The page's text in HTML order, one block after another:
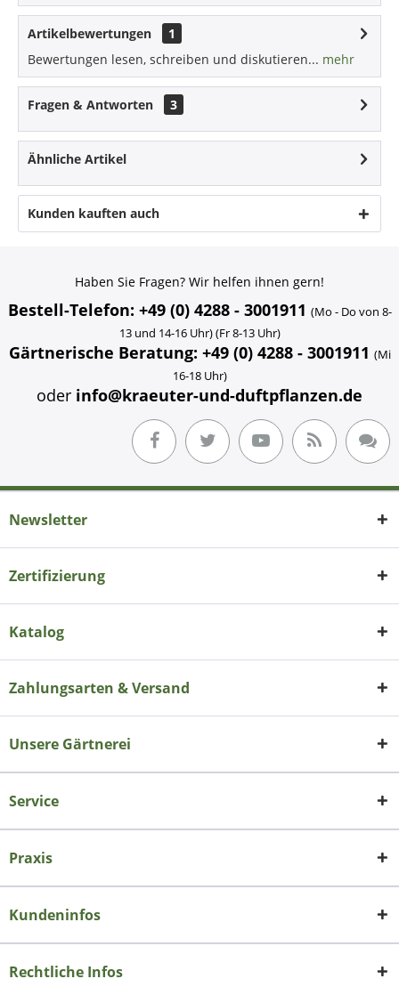
Artikelbewertungen
1
Bewertungen lesen, schreiben und diskutieren... mehr
Fragen & Antworten 3
Ähnliche Artikel
Kunden kauften auch
Haben Sie Fragen? Wir helfen ihnen gern!
Bestell-Telefon: +49 (0) 4288 - 3001911 (Mo - Do von 8-
13 und 14-16 Uhr) (Fr 8-13 Uhr)
Gärtnerische Beratung: +49 (0) 4288 - 3001911 (Mi
16-18 Uhr)
oder info@kraeuter-und-duftpflanzen.de
Newsletter
Zertifizierung
Katalog
Zahlungsarten & Versand
Unsere Gärtnerei
Service
Praxis
Kundeninfos
Rechtliche Infos